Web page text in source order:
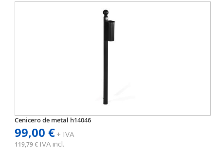
Cenicero de metal h14046
99,00 €+ IVA
119,79 € IVA incl.